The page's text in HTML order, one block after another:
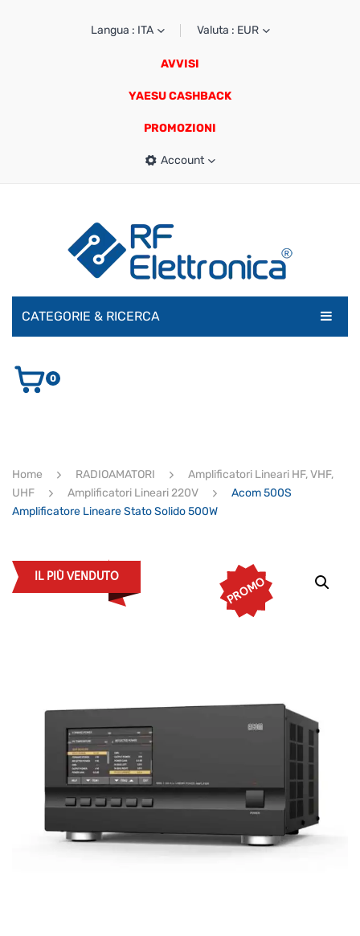
Langua : ITA Valuta : EUR
AVVISI
YAESU CASHBACK
PROMOZIONI
Account
CATEGORIE & RICERCA
AUDIO E VIDEO
ULTIMI ARRIVI
Ricerca
prodotti
0
Home RADIOAMATORI
Amplificatori Lineari HF, VHF,
UHF
Amplificatori Lineari 220V
Acom 500S
Amplificatore Lineare Stato Solido 500W
IL PIÙ VENDUTO PROMO